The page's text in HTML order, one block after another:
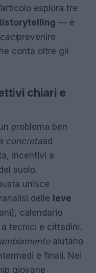
esplora tre
storytelling — e
prevenire
conta oltre gli
chiari e
problema ben
concretaad
incentivi a
suolo.
unisce
analisi delle leve
calendario
tecnici e cittadini.
aiutano
e finali. Nei
giovane